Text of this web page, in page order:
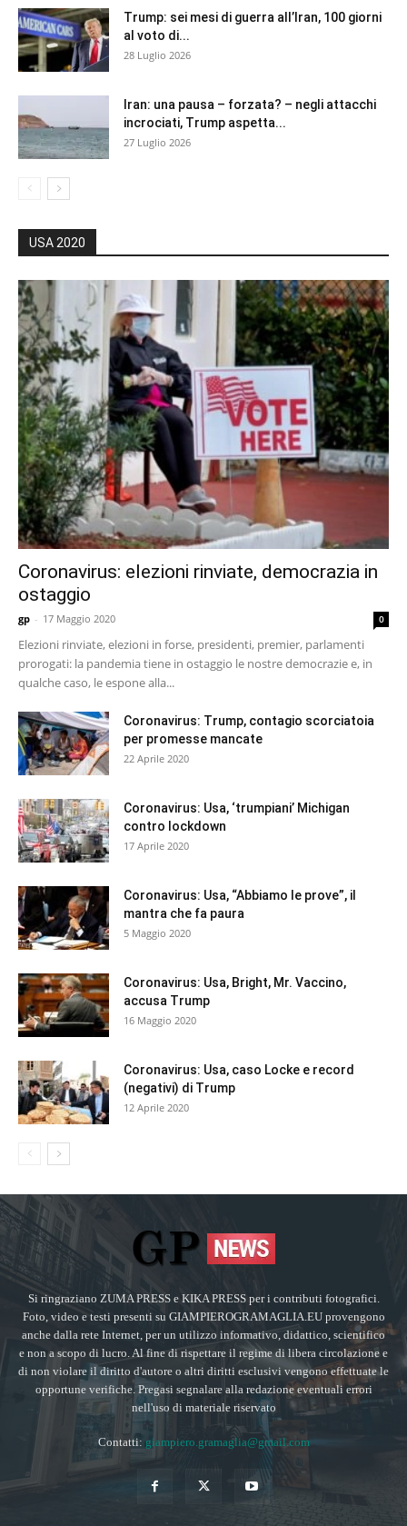
Trump: sei mesi di guerra all’Iran, 100 giorni
al voto di...
28 Luglio 2026
Iran: una pausa – forzata? – negli attacchi
incrociati, Trump aspetta...
27 Luglio 2026
USA 2020
Coronavirus: elezioni rinviate, democrazia in
ostaggio
gp - 17 Maggio 2020 0
Elezioni rinviate, elezioni in forse, presidenti, premier, parlamenti
prorogati: la pandemia tiene in ostaggio le nostre democrazie e, in
qualche caso, le espone alla...
Coronavirus: Trump, contagio scorciatoia
per promesse mancate
22 Aprile 2020
Coronavirus: Usa, ‘trumpiani’ Michigan
contro lockdown
17 Aprile 2020
Coronavirus: Usa, “Abbiamo le prove”, il
mantra che fa paura
5 Maggio 2020
Coronavirus: Usa, Bright, Mr. Vaccino,
accusa Trump
16 Maggio 2020
Coronavirus: Usa, caso Locke e record
(negativi) di Trump
12 Aprile 2020
Si ringraziano ZUMA PRESS e KIKA PRESS per i contributi fotografici.
Foto, video e testi presenti su GIAMPIEROGRAMAGLIA.EU provengono
anche dalla rete Internet, per un utilizzo informativo, didattico, scientifico
e non a scopo di lucro. Al fine di rispettare il regime di libera circolazione e
di non violare il diritto d'autore o altri diritti esclusivi vengono effettuate le
opportune verifiche. Pregasi segnalare alla redazione eventuali errori
nell'uso di materiale riservato
Contatti: giampiero.gramaglia@gmail.com